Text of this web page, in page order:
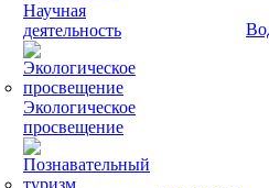
Научная
деятельность
Экологическое
просвещение